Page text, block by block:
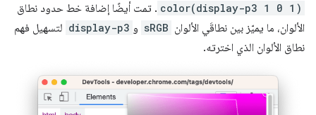
color(display-p3 1 0 1) . تمت أيضًا إضافة خط حدود نطاق
الألوان، ما يميّز بين نطاقَي الألوان sRGB و display-p3 لتسهيل فهم
نطاق الألوان الذي اخترته.